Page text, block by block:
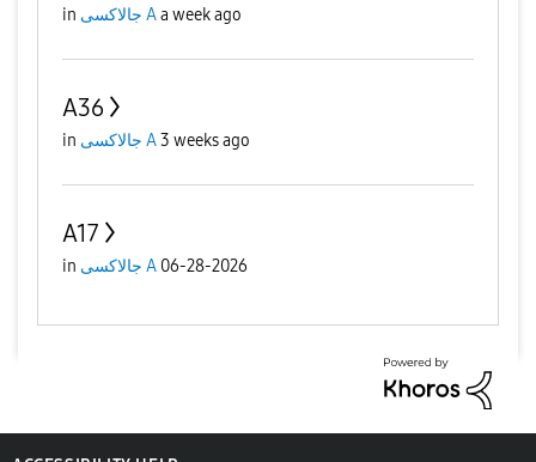
in جالاكسى Aa week ago
A36
in جالاكسى A3 weeks ago
A17
in جالاكسى A 06-28-2026